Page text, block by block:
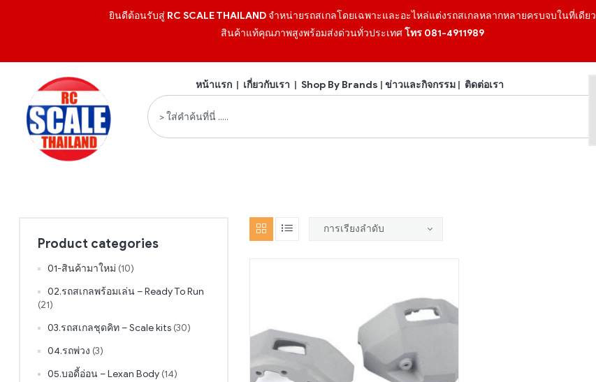
ยินดีต้อนรับสู่ RC SCALE THAILANDจำหน่ายรถสเกลโดยเฉพาะและอะไหล่แต่งรถสเกลหลากหลายครบจบในที่เดียว
สินค้าแท้คุณภาพสูงพร้อมส่งด่วนทั่วประเทศโทร 081-4911989
หน้าแรก| เกี่ยวกับเรา | Shop By Brands | ข่าวและกิจกรรม| ติดต่อเรา
Product categories
01-สินค้ามาใหม่ (10)
02.รถสเกลพร้อมเล่น – Ready To Run
(21)
03.รถสเกลชุดคิท – Scale kits (30)
04.รถพ่วง (3)
05.บอดี้อ่อน – Lexan Body (14)